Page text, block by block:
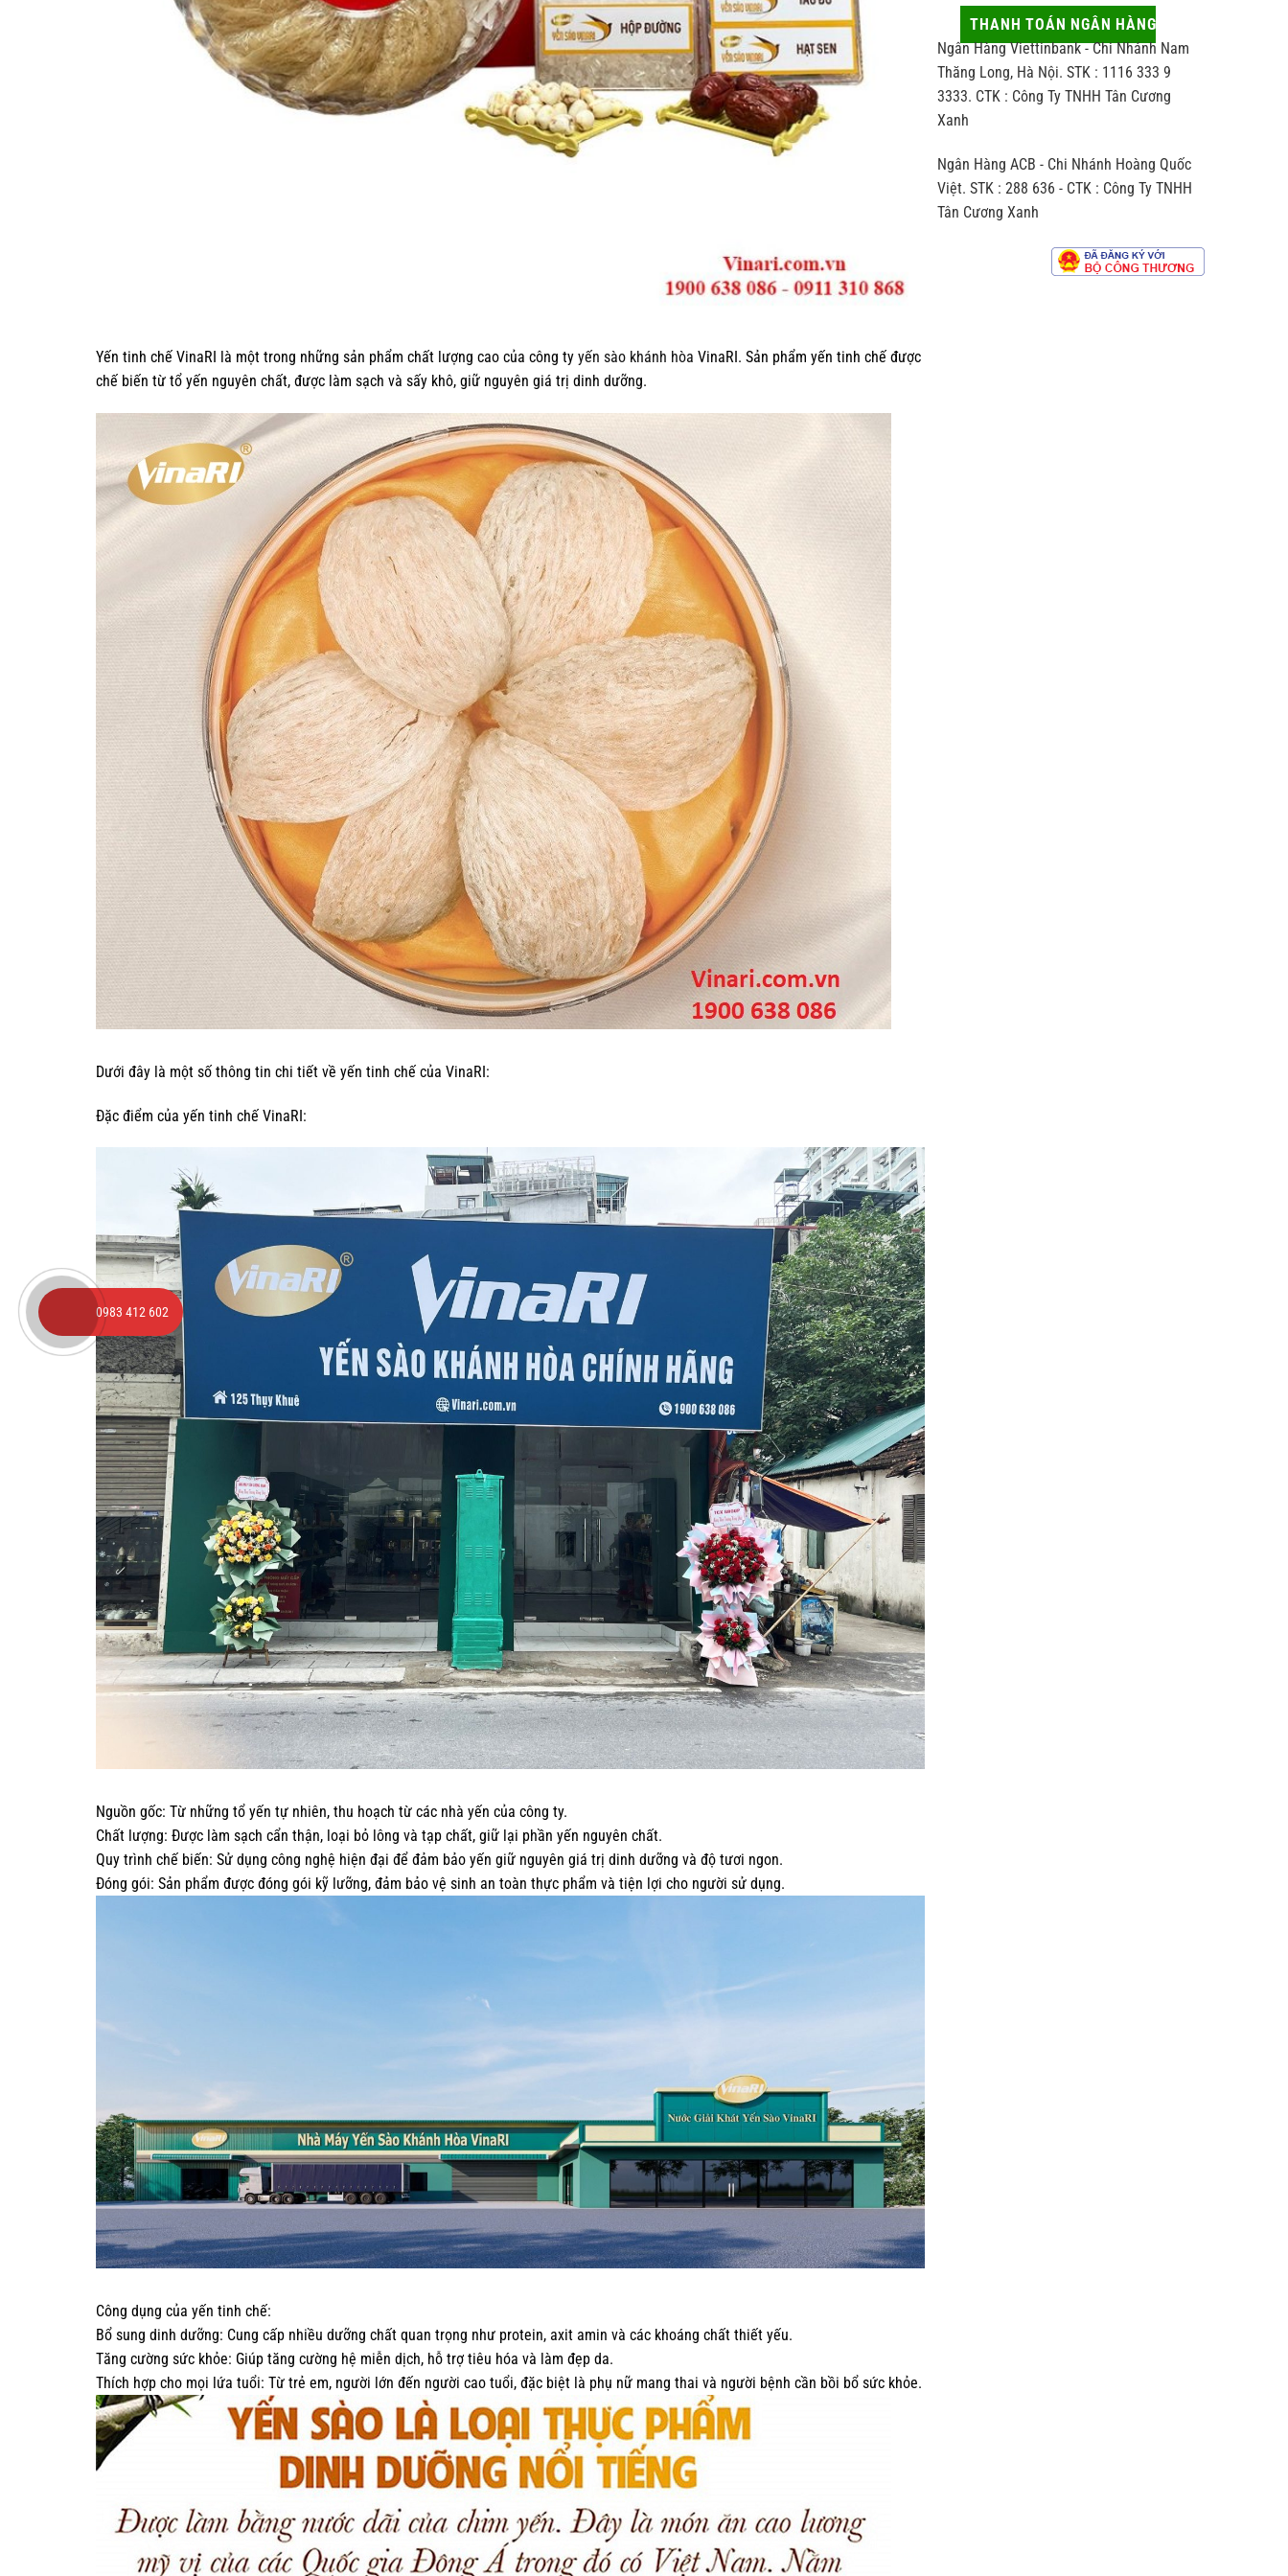
Yến tinh chế VinaRI là một trong những sản phẩm chất lượng cao của công ty yến sào khánh hòa VinaRI. Sản phẩm yến tinh chế được
chế biến từ tổ yến nguyên chất, được làm sạch và sấy khô, giữ nguyên giá trị dinh dưỡng.
Dưới đây là một số thông tin chi tiết về yến tinh chế của VinaRI:
Đặc điểm của yến tinh chế VinaRI:
Nguồn gốc: Từ những tổ yến tự nhiên, thu hoạch từ các nhà yến của công ty.
Chất lượng: Được làm sạch cẩn thận, loại bỏ lông và tạp chất, giữ lại phần yến nguyên chất.
Quy trình chế biến: Sử dụng công nghệ hiện đại để đảm bảo yến giữ nguyên giá trị dinh dưỡng và độ tươi ngon.
Đóng gói: Sản phẩm được đóng gói kỹ lưỡng, đảm bảo vệ sinh an toàn thực phẩm và tiện lợi cho người sử dụng.
Công dụng của yến tinh chế:
Bổ sung dinh dưỡng: Cung cấp nhiều dưỡng chất quan trọng như protein, axit amin và các khoáng chất thiết yếu.
Tăng cường sức khỏe: Giúp tăng cường hệ miễn dịch, hỗ trợ tiêu hóa và làm đẹp da.
Thích hợp cho mọi lứa tuổi: Từ trẻ em, người lớn đến người cao tuổi, đặc biệt là phụ nữ mang thai và người bệnh cần bồi bổ sức khỏe.
hợp
người
động
ít
để
ý
hương
công
biệt
thế
so
xuất
theo
dây
nghiệp
THANH TOÁN NGÂN HÀNG
Ngân Hàng Viettinbank - Chi Nhánh Nam
Thăng Long, Hà Nội. STK : 1116 333 9
3333. CTK : Công Ty TNHH Tân Cương
Xanh
Ngân Hàng ACB - Chi Nhánh Hoàng Quốc
Việt. STK : 288 636 - CTK : Công Ty TNHH
Tân Cương Xanh
0983 412 602